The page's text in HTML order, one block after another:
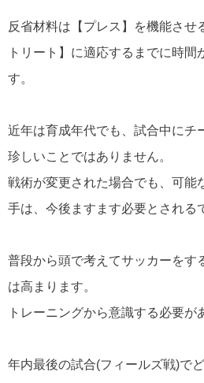
反省材料は【プレス】を機能させ
トリート】に適応するまでに時
す。
近年は育成年代でも、試合中にチ
珍しいことではありません。
戦術が変更された場合でも、可能
手は、今後ますます必要とされる
普段から頭で考えてサッカーをす
は高まります。
トレーニングから意識する必要が
年内最後の試合(フィールズ戦)で